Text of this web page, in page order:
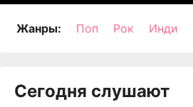
Жанры: Поп Рок Инди
Сегодня слушают